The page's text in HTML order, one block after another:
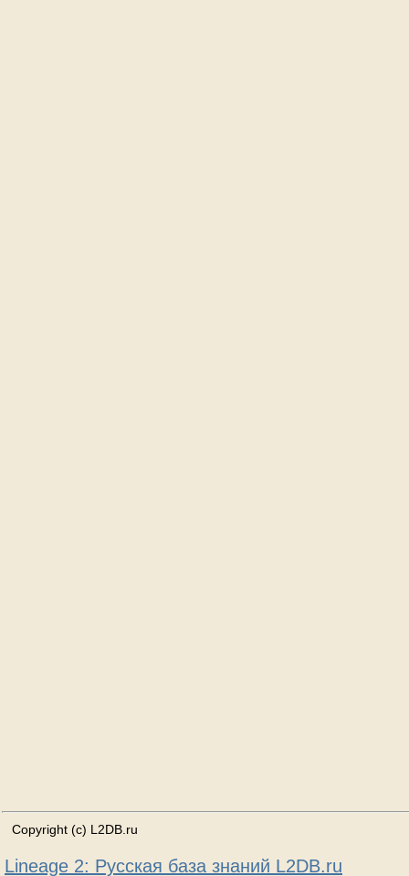
Copyright (c) L2DB.ru
Lineage 2: Русская база знаний L2DB.ru